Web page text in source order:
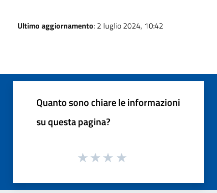
Ultimo aggiornamento: 2 luglio 2024, 10:42
Quanto sono chiare le informazioni
su questa pagina?